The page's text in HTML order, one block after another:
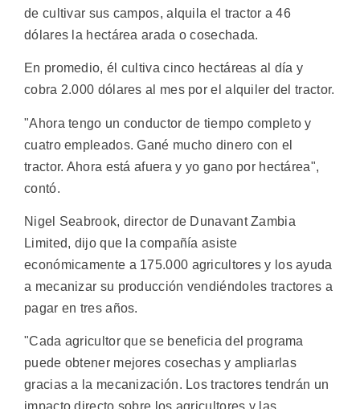
de cultivar sus campos, alquila el tractor a 46
dólares la hectárea arada o cosechada.
En promedio, él cultiva cinco hectáreas al día y
cobra 2.000 dólares al mes por el alquiler del tractor.
"Ahora tengo un conductor de tiempo completo y
cuatro empleados. Gané mucho dinero con el
tractor. Ahora está afuera y yo gano por hectárea",
contó.
Nigel Seabrook, director de Dunavant Zambia
Limited, dijo que la compañía asiste
económicamente a 175.000 agricultores y los ayuda
a mecanizar su producción vendiéndoles tractores a
pagar en tres años.
"Cada agricultor que se beneficia del programa
puede obtener mejores cosechas y ampliarlas
gracias a la mecanización. Los tractores tendrán un